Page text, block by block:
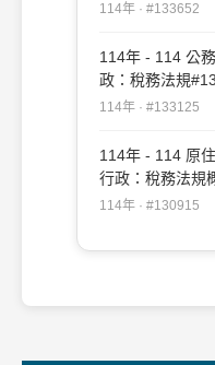
114年 · #133652
114年 - 114 公
政：稅務法規
114年 · #133125
114年 - 114 原
行政：稅務法規
114年 · #130915